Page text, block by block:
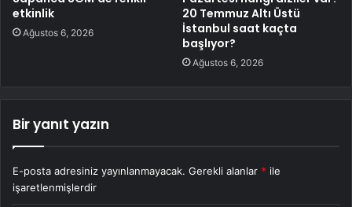
etkinlik
Ağustos 6, 2026
20 Temmuz Altı Üstü
İstanbul saat kaçta
başlıyor?
Ağustos 6, 2026
Bir yanıt yazın
E-posta adresiniz yayınlanmayacak. Gerekli alanlar * ile
işaretlenmişlerdir